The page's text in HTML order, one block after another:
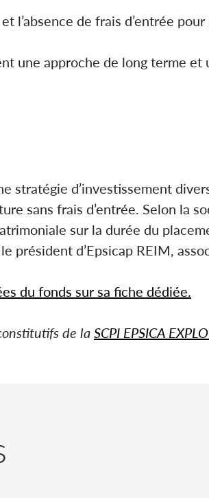
l’absence de frais d’entrée
une approche de long terme
stratégie d’investissement
sans frais d’entrée. Selon la
sur la durée du
président d’Epsicap REIM,
du fonds sur sa fiche dédiée.
de la SCPI EPSICA